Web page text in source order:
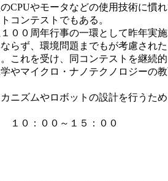
CPUやモータなどの使用技術に
コンテストでもある。
０周年行事の一環として昨年実
らず、環境問題までもが考慮され
これを受け、同コンテストを継続
やマイクロ・ナノテクノロジーの
ズムやロボットの設計を行うた
０：００～１５：００